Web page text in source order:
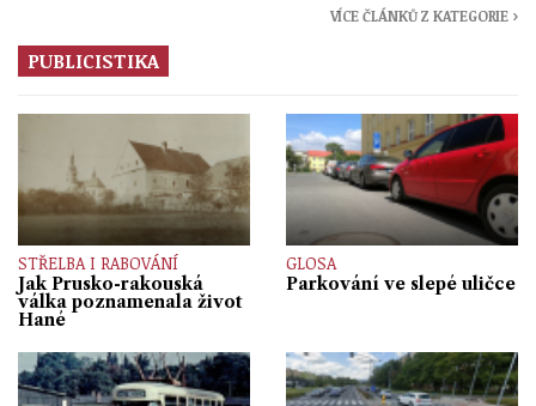
VÍCE ČLÁNKŮ Z KATEGORIE ›
PUBLICISTIKA
STŘELBA I RABOVÁNÍ
Jak Prusko-rakouská
válka poznamenala život
Hané
GLOSA
Parkování ve slepé uličce